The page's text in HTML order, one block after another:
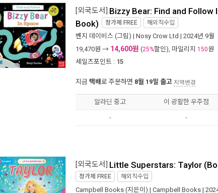
[외국도서] Bizzy Bear: Find and Follow
Book) 정가제 FREE 해외직수입
벤지 데이비스 (그림) | Nosy Crow Ltd | 2024년 9월
19,470원 → 14,600원 (25%할인), 마일리지 150원
세일즈포인트 : 15
지금 택배로 주문하면 8월 19일 출고 지역변경
알라딘 중고 이 광활한 우주점
- -
[외국도서] Little Superstars: Taylor
정가제 FREE 해외직수입
Campbell Books (지은이) | Campbell Books |